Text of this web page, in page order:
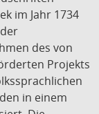
im Jahr 1734
des von
Projekts
in einem